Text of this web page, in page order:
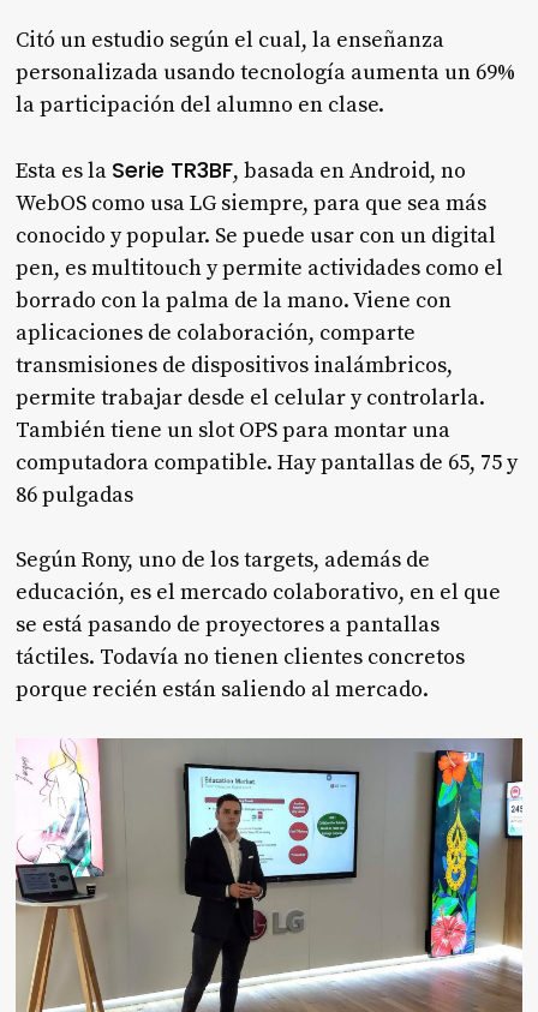
Citó un estudio según el cual, la enseñanza
personalizada usando tecnología aumenta un 69%
la participación del alumno en clase.
Esta es la Serie TR3BF, basada en Android, no
WebOS como usa LG siempre, para que sea más
conocido y popular. Se puede usar con un digital
pen, es multitouch y permite actividades como el
borrado con la palma de la mano. Viene con
aplicaciones de colaboración, comparte
transmisiones de dispositivos inalámbricos,
permite trabajar desde el celular y controlarla.
También tiene un slot OPS para montar una
computadora compatible. Hay pantallas de 65, 75 y
86 pulgadas
Según Rony, uno de los targets, además de
educación, es el mercado colaborativo, en el que
se está pasando de proyectores a pantallas
táctiles. Todavía no tienen clientes concretos
porque recién están saliendo al mercado.